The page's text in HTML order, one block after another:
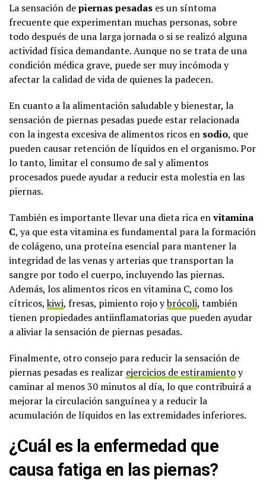
La sensación depiernas pesadas es un síntoma
frecuente que experimentan muchas personas, sobre
todo después de una larga jornada o si se realizó alguna
actividad física demandante. Aunque no se trata de una
condición médica grave, puede ser muy incómoda y
afectar la calidad de vida de quienes la padecen.
En cuanto a la alimentación saludable y bienestar, la
sensación de piernas pesadas puede estar relacionada
con la ingesta excesiva de alimentos ricos en sodio, que
pueden causar retención de líquidos en el organismo. Por
lo tanto, limitar el consumo de sal y alimentos
procesados puede ayudar a reducir esta molestia en las
piernas.
También es importante llevar una dieta rica envitamina
C, ya que esta vitamina es fundamental para la formación
de colágeno, una proteína esencial para mantener la
integridad de las venas y arterias que transportan la
sangre por todo el cuerpo, incluyendo las piernas.
Además, los alimentos ricos en vitamina C, como los
cítricos,kiwi, fresas, pimiento rojo ybrócoli, también
tienen propiedades antiinflamatorias que pueden ayudar
a aliviar la sensación de piernas pesadas.
Finalmente, otro consejo para reducir la sensación de
piernas pesadas es realizar ejercicios de estiramientoy
caminar al menos 30 minutos al día, lo que contribuirá a
mejorar la circulación sanguínea y a reducir la
acumulación de líquidos en las extremidades inferiores.
¿Cuál es la enfermedad que
causa fatiga en las piernas?